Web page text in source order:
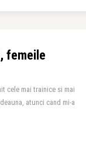
femeile
cele mai trainice si mai
atunci cand mi-a